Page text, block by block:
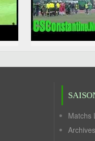
Matchs
Archives